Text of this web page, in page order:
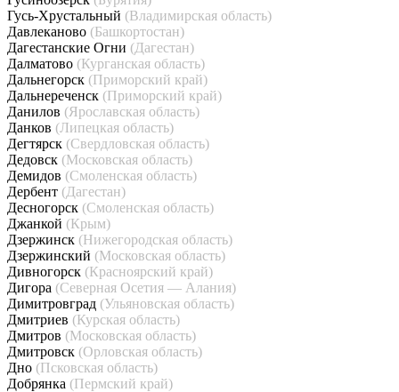
Гусь-Хрустальный (Владимирская область)
Давлеканово (Башкортостан)
Дагестанские Огни (Дагестан)
Далматово (Курганская область)
Дальнегорск (Приморский край)
Дальнереченск (Приморский край)
Данилов (Ярославская область)
Данков (Липецкая область)
Дегтярск (Свердловская область)
Дедовск (Московская область)
Демидов (Смоленская область)
Дербент (Дагестан)
Десногорск (Смоленская область)
Джанкой (Крым)
Дзержинск (Нижегородская область)
Дзержинский (Московская область)
Дивногорск (Красноярский край)
Дигора (Северная Осетия — Алания)
Димитровград (Ульяновская область)
Дмитриев (Курская область)
Дмитров (Московская область)
Дмитровск (Орловская область)
Дно (Псковская область)
Добрянка (Пермский край)